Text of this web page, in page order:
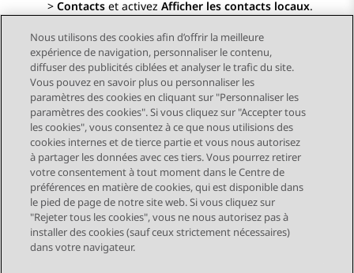
> Contacts et activez Afficher les contacts locaux.
Send Feedback
Navigation par sujet
Sujet précédent Sujet suivant
STAY CONNECTED
Nous utilisons des cookies afin d’offrir la meilleure
expérience de navigation, personnaliser le contenu,
diffuser des publicités ciblées et analyser le trafic du site.
Vous pouvez en savoir plus ou personnaliser les
paramètres des cookies en cliquant sur "Personnaliser les
paramètres des cookies". Si vous cliquez sur "Accepter tous
les cookies", vous consentez à ce que nous utilisions des
cookies internes et de tierce partie et vous nous autorisez
à partager les données avec ces tiers. Vous pourrez retirer
votre consentement à tout moment dans le Centre de
préférences en matière de cookies, qui est disponible dans
le pied de page de notre site web. Si vous cliquez sur
"Rejeter tous les cookies", vous ne nous autorisez pas à
installer des cookies (sauf ceux strictement nécessaires)
dans votre navigateur.